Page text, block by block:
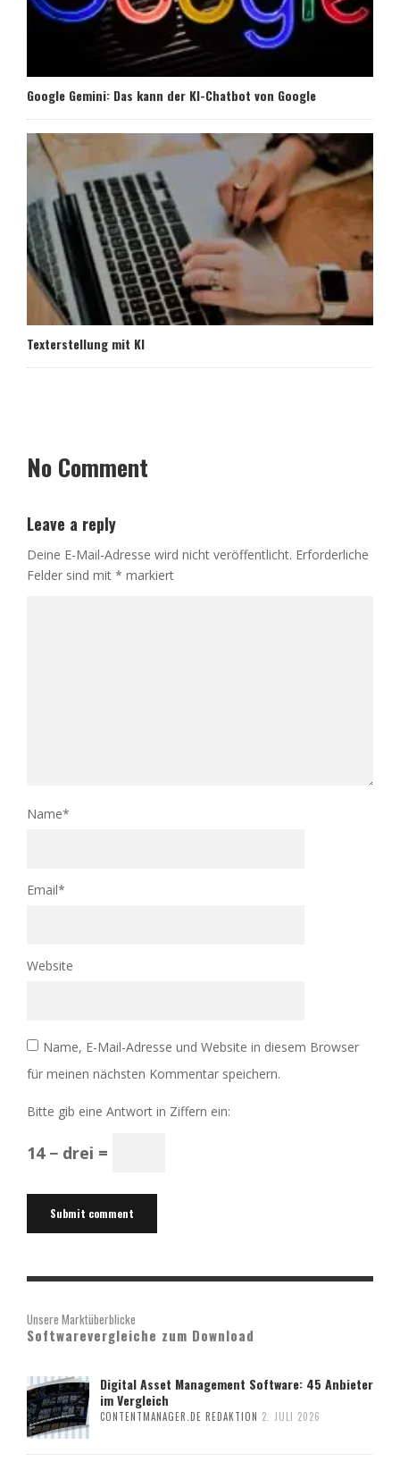
Google Gemini: Das kann der KI-Chatbot von Google
Texterstellung mit KI
No Comment
Leave a reply
Deine E-Mail-Adresse wird nicht veröffentlicht. Erforderliche
Felder sind mit * markiert
Name*
Email*
Website
Name, E-Mail-Adresse und Website in diesem Browser
für meinen nächsten Kommentar speichern.
Bitte gib eine Antwort in Ziffern ein:
14 − drei =
Unsere Marktüberblicke
Softwarevergleiche zum Download
Digital Asset Management Software: 45 Anbieter
im Vergleich
CONTENTMANAGER.DE REDAKTION 2. JULI 2026